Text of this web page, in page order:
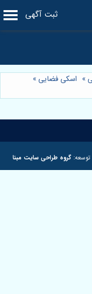
ثبت آگهی
» اسکی فضایی »
گروه طراحی سایت مبنا